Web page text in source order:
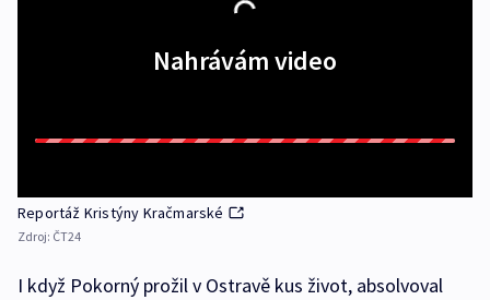
Nahrávám video
Reportáž Kristýny Kračmarské
Zdroj: ČT24
I když Pokorný prožil v Ostravě kus život, absolvoval